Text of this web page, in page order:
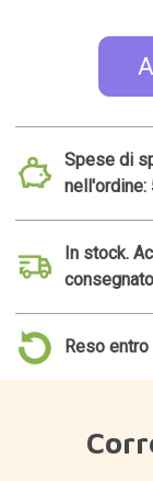
Pulitore per
14,95€